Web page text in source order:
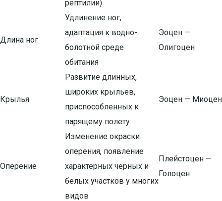
рептилии)
Длина ног
Удлинение ног,
адаптация к водно-
болотной среде
обитания
Эоцен —
Олигоцен
Крылья
Развитие длинных,
широких крыльев,
приспособленных к
парящему полету
Эоцен — Миоцен
Оперение
Изменение окраски
оперения, появление
характерных черных и
белых участков у многих
видов
Плейстоцен —
Голоцен